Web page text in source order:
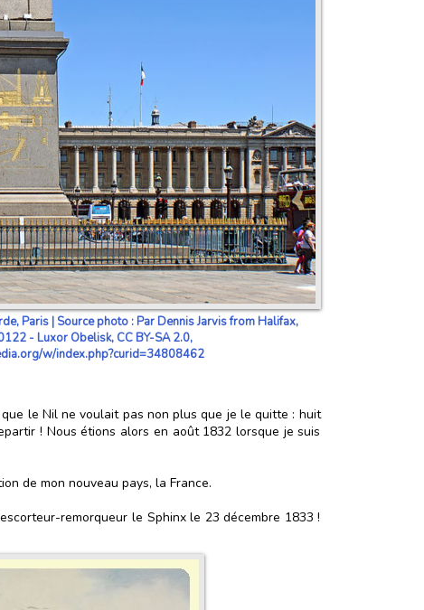
Paris | Source photo : Par Dennis Jarvis from Halifax,
- Luxor Obelisk, CC BY-SA 2.0,
w/index.php?curid=34808462
le Nil ne voulait pas non plus que je le quitte : huit
! Nous étions alors en août 1832 lorsque je suis
de mon nouveau pays, la France.
remorqueur le Sphinx le 23 décembre 1833 !